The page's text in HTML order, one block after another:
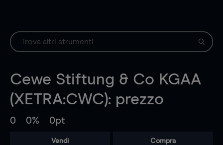
Cewe Stiftung & Co KGAA
(XETRA:CWC): prezzo
0 0% 0pt
Vendi Compra